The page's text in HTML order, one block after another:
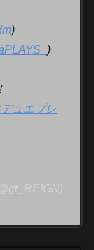
)
)
ュエプレ